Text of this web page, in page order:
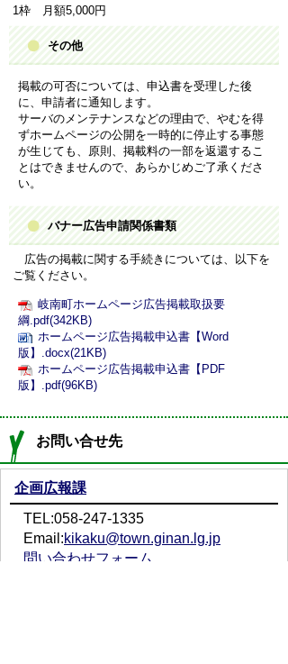
1枠 月額5,000円
その他
掲載の可否については、申込書を受理した後
に、申請者に通知します。
サーバのメンテナンスなどの理由で、やむを得
ずホームページの公開を一時的に停止する事態
が生じても、原則、掲載料の一部を返還するこ
とはできませんので、あらかじめご了承くださ
い。
バナー広告申請関係書類
広告の掲載に関する手続きについては、以下を
ご覧ください。
岐南町ホームページ広告掲載取扱要
綱.pdf(342KB)
ホームページ広告掲載申込書【Word
版】.docx(21KB)
ホームページ広告掲載申込書【PDF
版】.pdf(96KB)
お問い合せ先
企画広報課
TEL:058-247-1335
Email:kikaku@town.ginan.lg.jp
問い合わせフォーム